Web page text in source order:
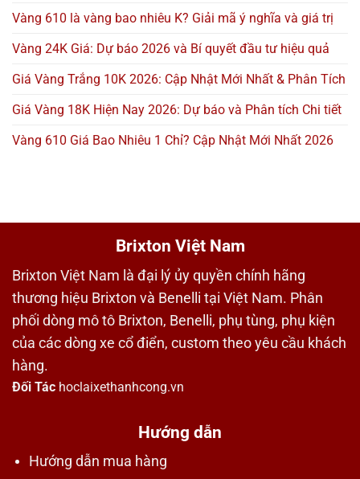
Vàng 610 là vàng bao nhiêu K? Giải mã ý nghĩa và giá trị
Vàng 24K Giá: Dự báo 2026 và Bí quyết đầu tư hiệu quả
Giá Vàng Trắng 10K 2026: Cập Nhật Mới Nhất & Phân Tích
Giá Vàng 18K Hiện Nay 2026: Dự báo và Phân tích Chi tiết
Vàng 610 Giá Bao Nhiêu 1 Chỉ? Cập Nhật Mới Nhất 2026
Brixton Việt Nam
Brixton Việt Nam là đại lý ủy quyền chính hãng
thương hiệu Brixton và Benelli tại Việt Nam. Phân
phối dòng mô tô Brixton, Benelli, phụ tùng, phụ kiện
của các dòng xe cổ điển, custom theo yêu cầu khách
hàng.
Đối Tác hoclaixethanhcong.vn
Hướng dẫn
Hướng dẫn mua hàng